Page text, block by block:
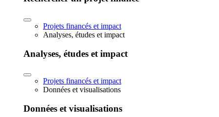
Projets financés et impact
Analyses, études et impact
Analyses, études et impact
Projets financés et impact
Données et visualisations
Données et visualisations